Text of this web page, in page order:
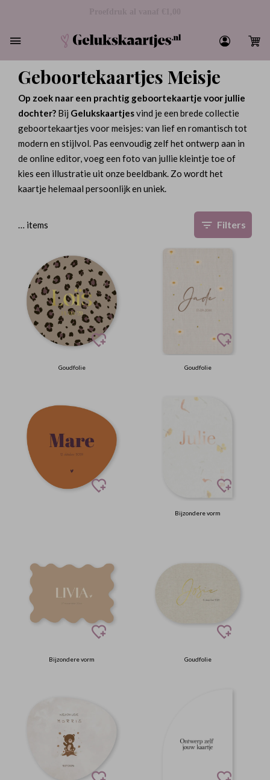
Geboortekaartjes Meisje
Op zoek naar een prachtig geboortekaartje voor jullie
dochter? Bij Gelukskaartjesvind je een brede collectie
geboortekaartjes voor meisjes: van lief en romantisch tot
modern en stijlvol. Pas eenvoudig zelf het ontwerp aan in
de online editor, voeg een foto van jullie kleintje toe of
kies een illustratie uit onze beeldbank. Zo wordt het
kaartje helemaal persoonlijk en uniek.
items Filters
Goudfolie Goudfolie
Bijzondere vorm
Bijzondere vorm Goudfolie